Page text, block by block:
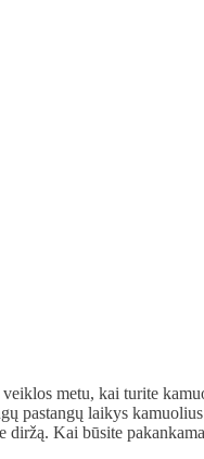
metu, kai turite
pastangų laikys
diržą. Kai būsite